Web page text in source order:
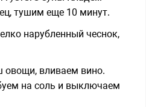
тушим еще 10 минут.
нарубленный чеснок,
овощи, вливаем вино.
на соль и выключаем